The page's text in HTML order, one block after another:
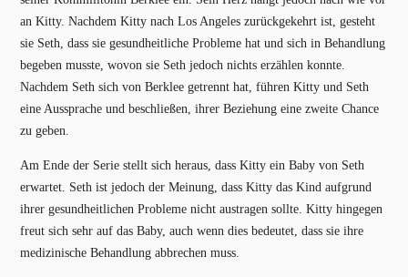
an Kitty. Nachdem Kitty nach Los Angeles zurückgekehrt ist, gesteht
sie Seth, dass sie gesundheitliche Probleme hat und sich in Behandlung
begeben musste, wovon sie Seth jedoch nichts erzählen konnte.
Nachdem Seth sich von Berklee getrennt hat, führen Kitty und Seth
eine Aussprache und beschließen, ihrer Beziehung eine zweite Chance
zu geben.
Am Ende der Serie stellt sich heraus, dass Kitty ein Baby von Seth
erwartet. Seth ist jedoch der Meinung, dass Kitty das Kind aufgrund
ihrer gesundheitlichen Probleme nicht austragen sollte. Kitty hingegen
freut sich sehr auf das Baby, auch wenn dies bedeutet, dass sie ihre
medizinische Behandlung abbrechen muss.